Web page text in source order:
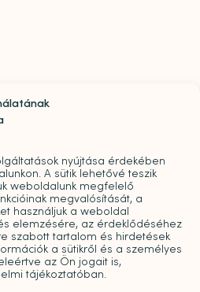
nyújtása érdekében
A sütik lehetővé teszik
weboldalunk megfelelő
megvalósítását, a
használjuk a weboldal
elemzésére, az érdeklődéséhez
szabott tartalom és hirdetések
a sütikről és a személyes
az Ön jogait is,
tájékoztatóban.